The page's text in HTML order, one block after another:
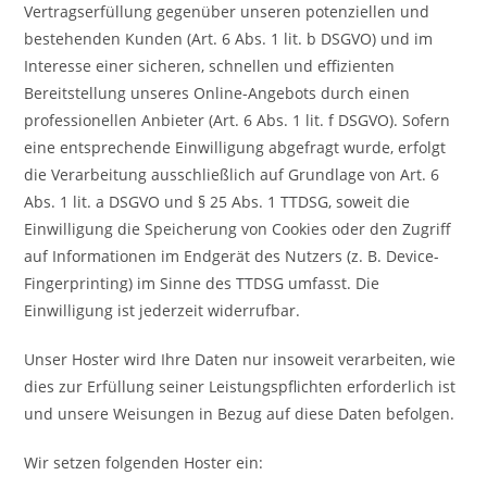
Vertragserfüllung gegenüber unseren potenziellen und
bestehenden Kunden (Art. 6 Abs. 1 lit. b DSGVO) und im
Interesse einer sicheren, schnellen und effizienten
Bereitstellung unseres Online-Angebots durch einen
professionellen Anbieter (Art. 6 Abs. 1 lit. f DSGVO). Sofern
eine entsprechende Einwilligung abgefragt wurde, erfolgt
die Verarbeitung ausschließlich auf Grundlage von Art. 6
Abs. 1 lit. a DSGVO und § 25 Abs. 1 TTDSG, soweit die
Einwilligung die Speicherung von Cookies oder den Zugriff
auf Informationen im Endgerät des Nutzers (z. B. Device-
Fingerprinting) im Sinne des TTDSG umfasst. Die
Einwilligung ist jederzeit widerrufbar.
Unser Hoster wird Ihre Daten nur insoweit verarbeiten, wie
dies zur Erfüllung seiner Leistungspflichten erforderlich ist
und unsere Weisungen in Bezug auf diese Daten befolgen.
Wir setzen folgenden Hoster ein: